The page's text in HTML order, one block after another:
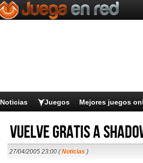
Noticias Juegos Mejores juegos
Vuelve gratis a
27/04/2005 23:00 (Noticias )